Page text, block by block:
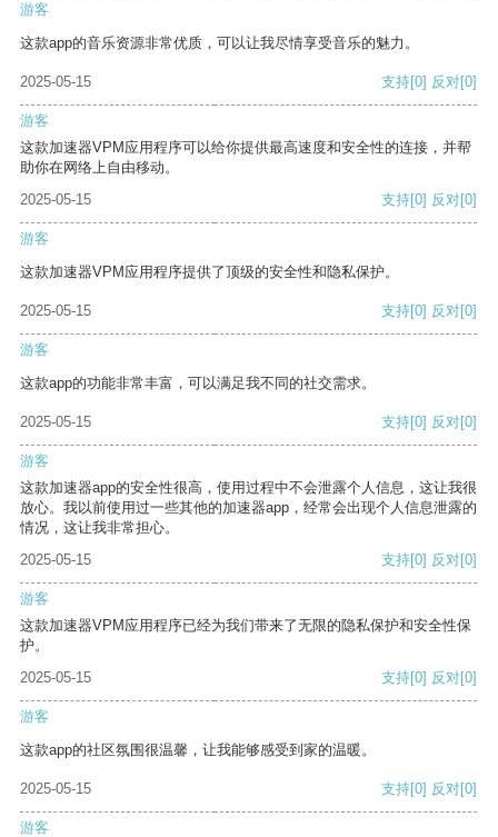
游客
这款app的音乐资源非常优质，可以让我尽情享受音乐的魅力。
2025-05-15 支持[0] 反对[0]
游客
这款加速器VPM应用程序可以给你提供最高速度和安全性的连接，并帮
助你在网络上自由移动。
2025-05-15
支持[0] 反对[0]
游客
这款加速器VPM应用程序提供了顶级的安全性和隐私保护。
2025-05-15 支持[0] 反对[0]
游客
这款app的功能非常丰富，可以满足我不同的社交需求。
2025-05-15 支持[0] 反对[0]
游客
这款加速器app的安全性很高，使用过程中不会泄露个人信息，这让我很
放心。我以前使用过一些其他的加速器app，经常会出现个人信息泄露的
情况，这让我非常担心。
2025-05-15
支持[0] 反对[0]
游客
这款加速器VPM应用程序已经为我们带来了无限的隐私保护和安全性保
护。
2025-05-15
支持[0] 反对[0]
游客
这款app的社区氛围很温馨，让我能够感受到家的温暖。
2025-05-15 支持[0] 反对[0]
游客